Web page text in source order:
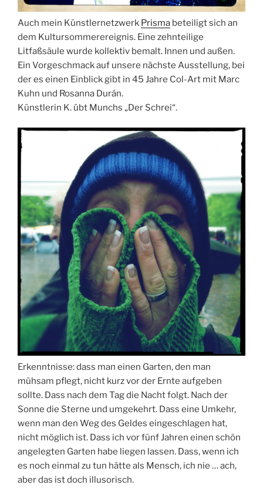
Auch mein Künstlernetzwerk Prisma beteiligt sich an
dem Kultursommerereignis. Eine zehnteilige
Litfaßsäule wurde kollektiv bemalt. Innen und außen.
Ein Vorgeschmack auf unsere nächste Ausstellung, bei
der es einen Einblick gibt in 45 Jahre Col-Art mit Marc
Kuhn und Rosanna Durán.
Künstlerin K. übt Munchs „Der Schrei“.
Erkenntnisse: dass man einen Garten, den man
mühsam pflegt, nicht kurz vor der Ernte aufgeben
sollte. Dass nach dem Tag die Nacht folgt. Nach der
Sonne die Sterne und umgekehrt. Dass eine Umkehr,
wenn man den Weg des Geldes eingeschlagen hat,
nicht möglich ist. Dass ich vor fünf Jahren einen schön
angelegten Garten habe liegen lassen. Dass, wenn ich
es noch einmal zu tun hätte als Mensch, ich nie … ach,
aber das ist doch illusorisch.